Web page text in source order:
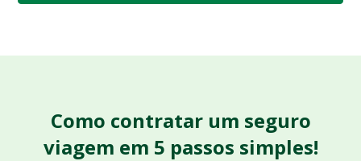
Como contratar um seguro
viagem em 5 passos simples!